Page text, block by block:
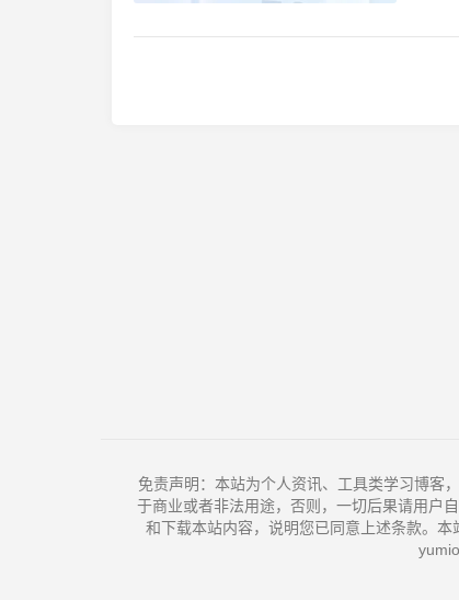
免责声明：本站为个人资讯、工具类学习博客
于商业或者非法用途，否则，一切后果请用户
和下载本站内容，说明您已同意上述条款。